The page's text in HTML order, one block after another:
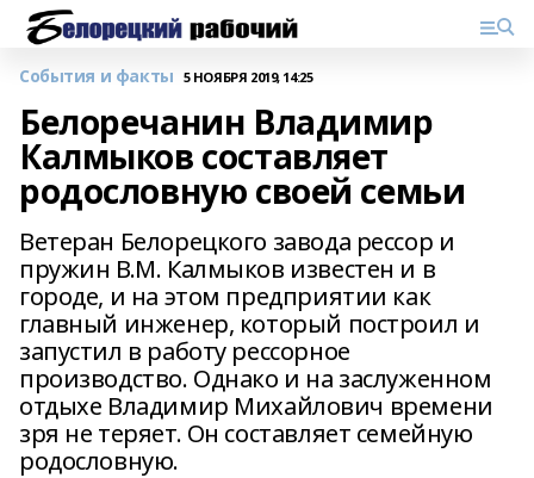
События и факты 5 НОЯБРЯ 2019, 14:25
Белоречанин Владимир
Калмыков составляет
родословную своей семьи
Ветеран Белорецкого завода рессор и
пружин В.М. Калмыков известен и в
городе, и на этом предприятии как
главный инженер, который построил и
запустил в работу рессорное
производство. Однако и на заслуженном
отдыхе Владимир Михайлович времени
зря не теряет. Он составляет семейную
родословную.